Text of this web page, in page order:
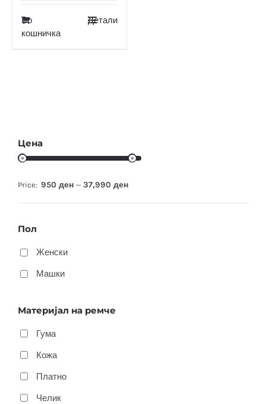
Во
кошничка
Детали
Цена
Price: 950 ден — 37,990 ден
Пол
Женски
Машки
Материјал на ремче
Гума
Кожа
Платно
Челик